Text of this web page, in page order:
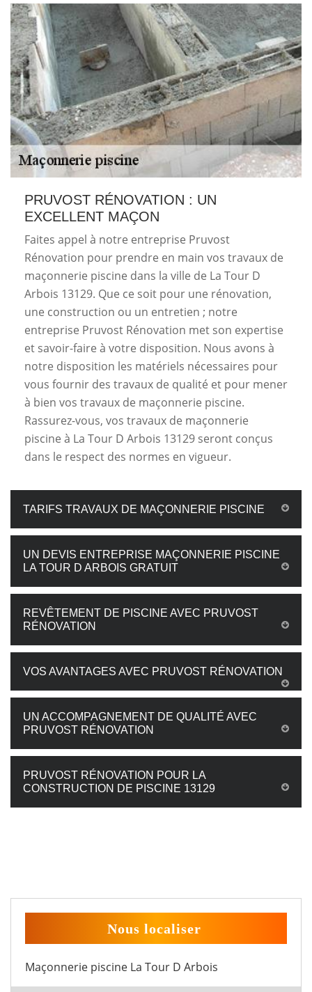
PRUVOST RÉNOVATION : UN
EXCELLENT MAÇON
Faites appel à notre entreprise Pruvost
Rénovation pour prendre en main vos travaux de
maçonnerie piscine dans la ville de La Tour D
Arbois 13129. Que ce soit pour une rénovation,
une construction ou un entretien ; notre
entreprise Pruvost Rénovation met son expertise
et savoir-faire à votre disposition. Nous avons à
notre disposition les matériels nécessaires pour
vous fournir des travaux de qualité et pour mener
à bien vos travaux de maçonnerie piscine.
Rassurez-vous, vos travaux de maçonnerie
piscine à La Tour D Arbois 13129 seront conçus
dans le respect des normes en vigueur.
TARIFS TRAVAUX DE MAÇONNERIE PISCINE
UN DEVIS ENTREPRISE MAÇONNERIE PISCINE
LA TOUR D ARBOIS GRATUIT
REVÊTEMENT DE PISCINE AVEC PRUVOST
RÉNOVATION
VOS AVANTAGES AVEC PRUVOST RÉNOVATION
UN ACCOMPAGNEMENT DE QUALITÉ AVEC
PRUVOST RÉNOVATION
PRUVOST RÉNOVATION POUR LA
CONSTRUCTION DE PISCINE 13129
Nous localiser
Maçonnerie piscine La Tour D Arbois